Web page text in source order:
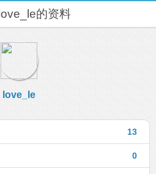
love_le的资料
love_le
13
0